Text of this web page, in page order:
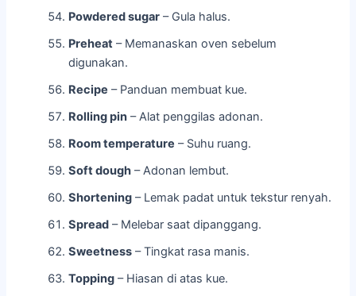
Powdered sugar – Gula halus.
Preheat – Memanaskan oven sebelum
digunakan.
Recipe – Panduan membuat kue.
Rolling pin – Alat penggilas adonan.
Room temperature – Suhu ruang.
Soft dough – Adonan lembut.
Shortening – Lemak padat untuk tekstur renyah.
Spread – Melebar saat dipanggang.
Sweetness – Tingkat rasa manis.
Topping – Hiasan di atas kue.